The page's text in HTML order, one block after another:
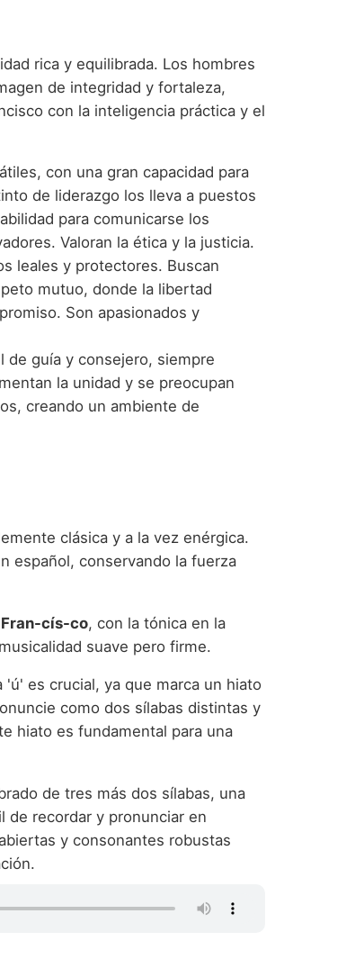
rica y equilibrada. Los hombres
de integridad y fortaleza,
con la inteligencia práctica y el
con una gran capacidad para
de liderazgo los lleva a puestos
para comunicarse los
Valoran la ética y la justicia.
leales y protectores. Buscan
mutuo, donde la libertad
Son apasionados y
de guía y consejero, siempre
la unidad y se preocupan
creando un ambiente de
clásica y a la vez enérgica.
español, conservando la fuerza
Fran-cís-co, con la tónica en la
suave pero firme.
'ú' es crucial, ya que marca un hiato
como dos sílabas distintas y
hiato es fundamental para una
de tres más dos sílabas, una
de recordar y pronunciar en
y consonantes robustas